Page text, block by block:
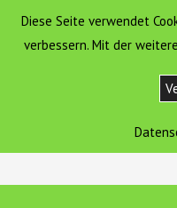
springen
Hof Sonnengold
Seite 2
Diese Seite verwendet
verbessern. Mit der